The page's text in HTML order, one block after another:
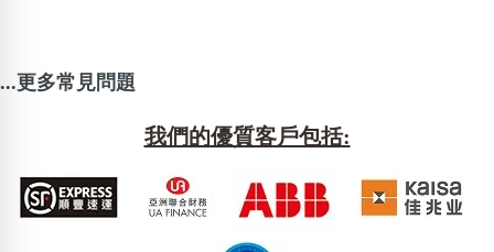
...更多常見問題
我們的優質客戶包括: